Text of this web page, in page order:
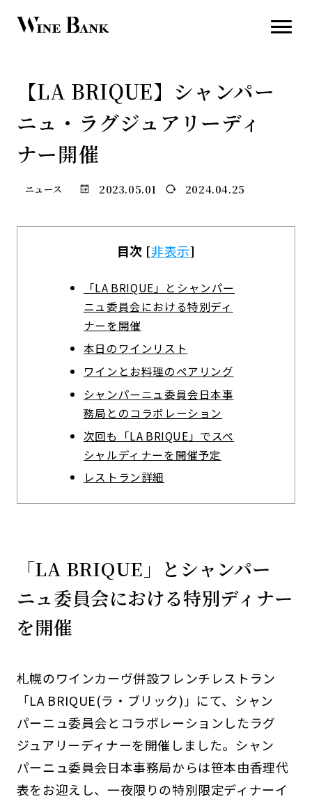
【LA BRIQUE】シャンパー
ニュ・ラグジュアリーディ
ナー開催
ニュース 2023.05.01 2024.04.25
目次 [非表示]
「LA BRIQUE」とシャンパー
ニュ委員会における特別ディ
ナーを開催
本日のワインリスト
ワインとお料理のペアリング
シャンパーニュ委員会日本事
務局とのコラボレーション
次回も「LA BRIQUE」でスペ
シャルディナーを開催予定
レストラン詳細
「LA BRIQUE」とシャンパー
ニュ委員会における特別ディナー
を開催
札幌のワインカーヴ併設フレンチレストラン
「LA BRIQUE(ラ・ブリック)」にて、シャン
パーニュ委員会とコラボレーションしたラグ
ジュアリーディナーを開催しました。シャン
パーニュ委員会日本事務局からは笹本由香理代
表をお迎えし、一夜限りの特別限定ディナーイ